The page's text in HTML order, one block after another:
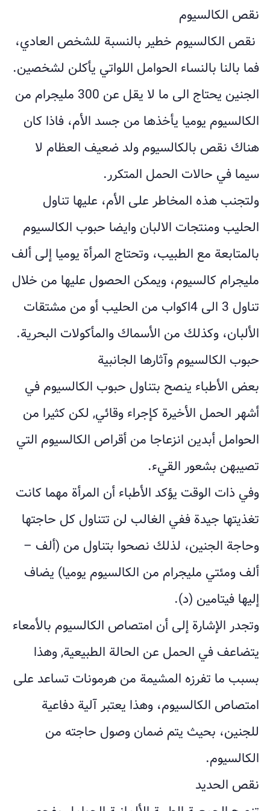
نقص الكالسيوم
نقص الكالسيوم خطير بالنسبة للشخص العادي،
فما بالنا بالنساء الحوامل اللواتي يأكلن لشخصين.
الجنين يحتاج الى ما لا يقل عن 300 مليجرام من
الكالسيوم يوميا يأخذها من جسد الأم، فاذا كان
هناك نقص بالكالسيوم ولد ضعيف العظام لا
سيما في حالات الحمل المتكرر.
ولتجنب هذه المخاطر على الأم، عليها تناول
الحليب ومنتجات الالبان وايضا حبوب الكالسيوم
بالمتابعة مع الطبيب، وتحتاج المرأة يوميا إلى ألف
مليجرام كالسيوم، ويمكن الحصول عليها من خلال
تناول 3 الى 4اكواب من الحليب أو من مشتقات
الألبان، وكذلك من الأسماك والمأكولات البحرية.
حبوب الكالسيوم وآثارها الجانبية
بعض الأطباء ينصح بتناول حبوب الكالسيوم في
أشهر الحمل الأخيرة كإجراء وقائي, لكن كثيرا من
الحوامل أبدين انزعاجا من أقراص الكالسيوم التي
تصيبهن بشعور القيء.
وفي ذات الوقت يؤكد الأطباء أن المرأة مهما كانت
تغذيتها جيدة ففي الغالب لن تتناول كل حاجتها
وحاجة الجنين، لذلك نصحوا بتناول من (ألف –
ألف ومئتي مليجرام من الكالسيوم يوميا) يضاف
إليها فيتامين (د).
وتجدر الإشارة إلى أن امتصاص الكالسيوم بالأمعاء
يتضاعف في الحمل عن الحالة الطبيعية, وهذا
بسبب ما تفرزه المشيمة من هرمونات تساعد على
امتصاص الكالسيوم، وهذا يعتبر آلية دفاعية
للجنين، بحيث يتم ضمان وصول حاجته من
الكالسيوم.
نقص الحديد